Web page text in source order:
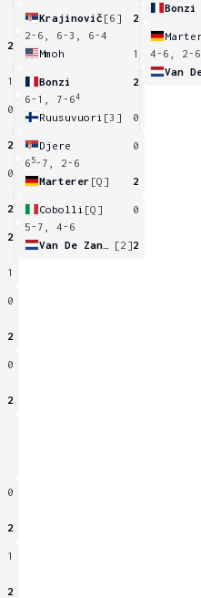
2
1
0
2
0
2
2
1
0
2
0
2
0
2
1
2
Krajinovič [6]
2
2-6, 6-3, 6-4
Mmoh
1
Bonzi
2
6-1, 7-64
Ruusuvuori [3] 0
Djere
0
6 5-7, 2-6
Marterer [Q] 2
Cobolli [Q]
0
5-7, 4-6
[2]2
Bonzi
4-6, 2-6